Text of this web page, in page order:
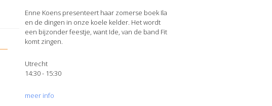
Enne Koens presenteert haar zomerse boek Ila
en de dingen in onze koele kelder. Het wordt
een bijzonder feestje, want Ide, van de band Fit
komt zingen.
Utrecht
14:30 - 15:30
meer info